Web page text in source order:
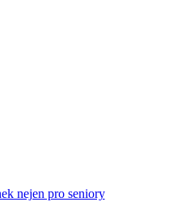
nejen pro seniory